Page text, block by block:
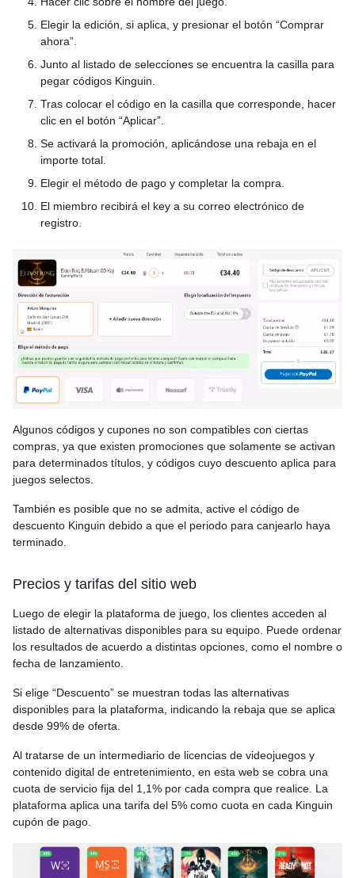
Elegir la edición, si aplica, y presionar el botón “Comprar
ahora”.
Junto al listado de selecciones se encuentra la casilla para
pegar códigos Kinguin.
Tras colocar el código en la casilla que corresponde, hacer
clic en el botón “Aplicar”.
Se activará la promoción, aplicándose una rebaja en el
importe total.
Elegir el método de pago y completar la compra.
El miembro recibirá el key a su correo electrónico de
registro.
Algunos códigos y cupones no son compatibles con ciertas
compras, ya que existen promociones que solamente se activan
para determinados títulos, y códigos cuyo descuento aplica para
juegos selectos.
También es posible que no se admita, active el código de
descuento Kinguin debido a que el periodo para canjearlo haya
terminado.
Precios y tarifas del sitio web
Luego de elegir la plataforma de juego, los clientes acceden al
listado de alternativas disponibles para su equipo. Puede ordenar
los resultados de acuerdo a distintas opciones, como el nombre o
fecha de lanzamiento.
Si elige “Descuento” se muestran todas las alternativas
disponibles para la plataforma, indicando la rebaja que se aplica
desde 99% de oferta.
Al tratarse de un intermediario de licencias de videojuegos y
contenido digital de entretenimiento, en esta web se cobra una
cuota de servicio fija del 1,1% por cada compra que realice. La
plataforma aplica una tarifa del 5% como cuota en cada Kinguin
cupón de pago.